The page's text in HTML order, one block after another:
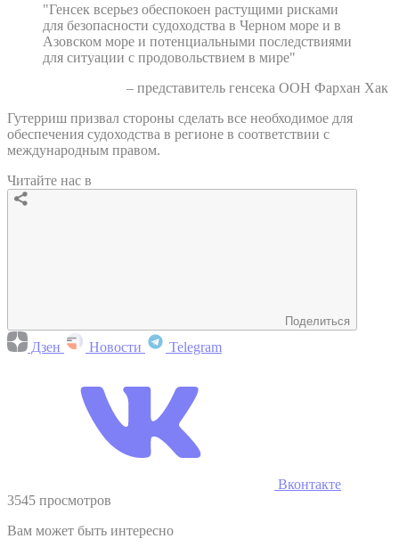
"Генсек всерьез обеспокоен растущими рисками
для безопасности судоходства в Черном море и в
Азовском море и потенциальными последствиями
для ситуации с продовольствием в мире"
– представитель генсека ООН Фархан Хак
Гутерриш призвал стороны сделать все необходимое для
обеспечения судоходства в регионе в соответствии с
международным правом.
Читайте нас в
Поделиться
Дзен Новости Telegram
Вконтакте
3545 просмотров
Вам может быть интересно